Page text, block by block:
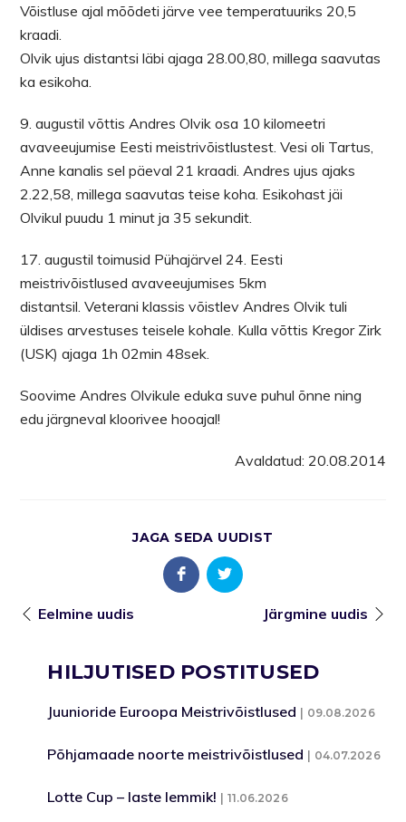
Võistluse ajal mõõdeti järve vee temperatuuriks 20,5
kraadi.
Olvik ujus distantsi läbi ajaga 28.00,80, millega saavutas
ka esikoha.
9. augustil võttis Andres Olvik osa 10 kilomeetri
avaveeujumise Eesti meistrivõistlustest. Vesi oli Tartus,
Anne kanalis sel päeval 21 kraadi. Andres ujus ajaks
2.22,58, millega saavutas teise koha. Esikohast jäi
Olvikul puudu 1 minut ja 35 sekundit.
17. augustil toimusid Pühajärvel 24. Eesti
meistrivõistlused avaveeujumises 5km
distantsil. Veterani klassis võistlev Andres Olvik tuli
üldises arvestuses teisele kohale. Kulla võttis Kregor Zirk
(USK) ajaga 1h 02min 48sek.
Soovime Andres Olvikule eduka suve puhul õnne ning
edu järgneval kloorivee hooajal!
Avaldatud: 20.08.2014
JAGA SEDA UUDIST
Eelmine uudis Järgmine uudis
HILJUTISED POSTITUSED
Juunioride Euroopa Meistrivõistlused 09.08.2026
Põhjamaade noorte meistrivõistlused 04.07.2026
Lotte Cup – laste lemmik! 11.06.2026